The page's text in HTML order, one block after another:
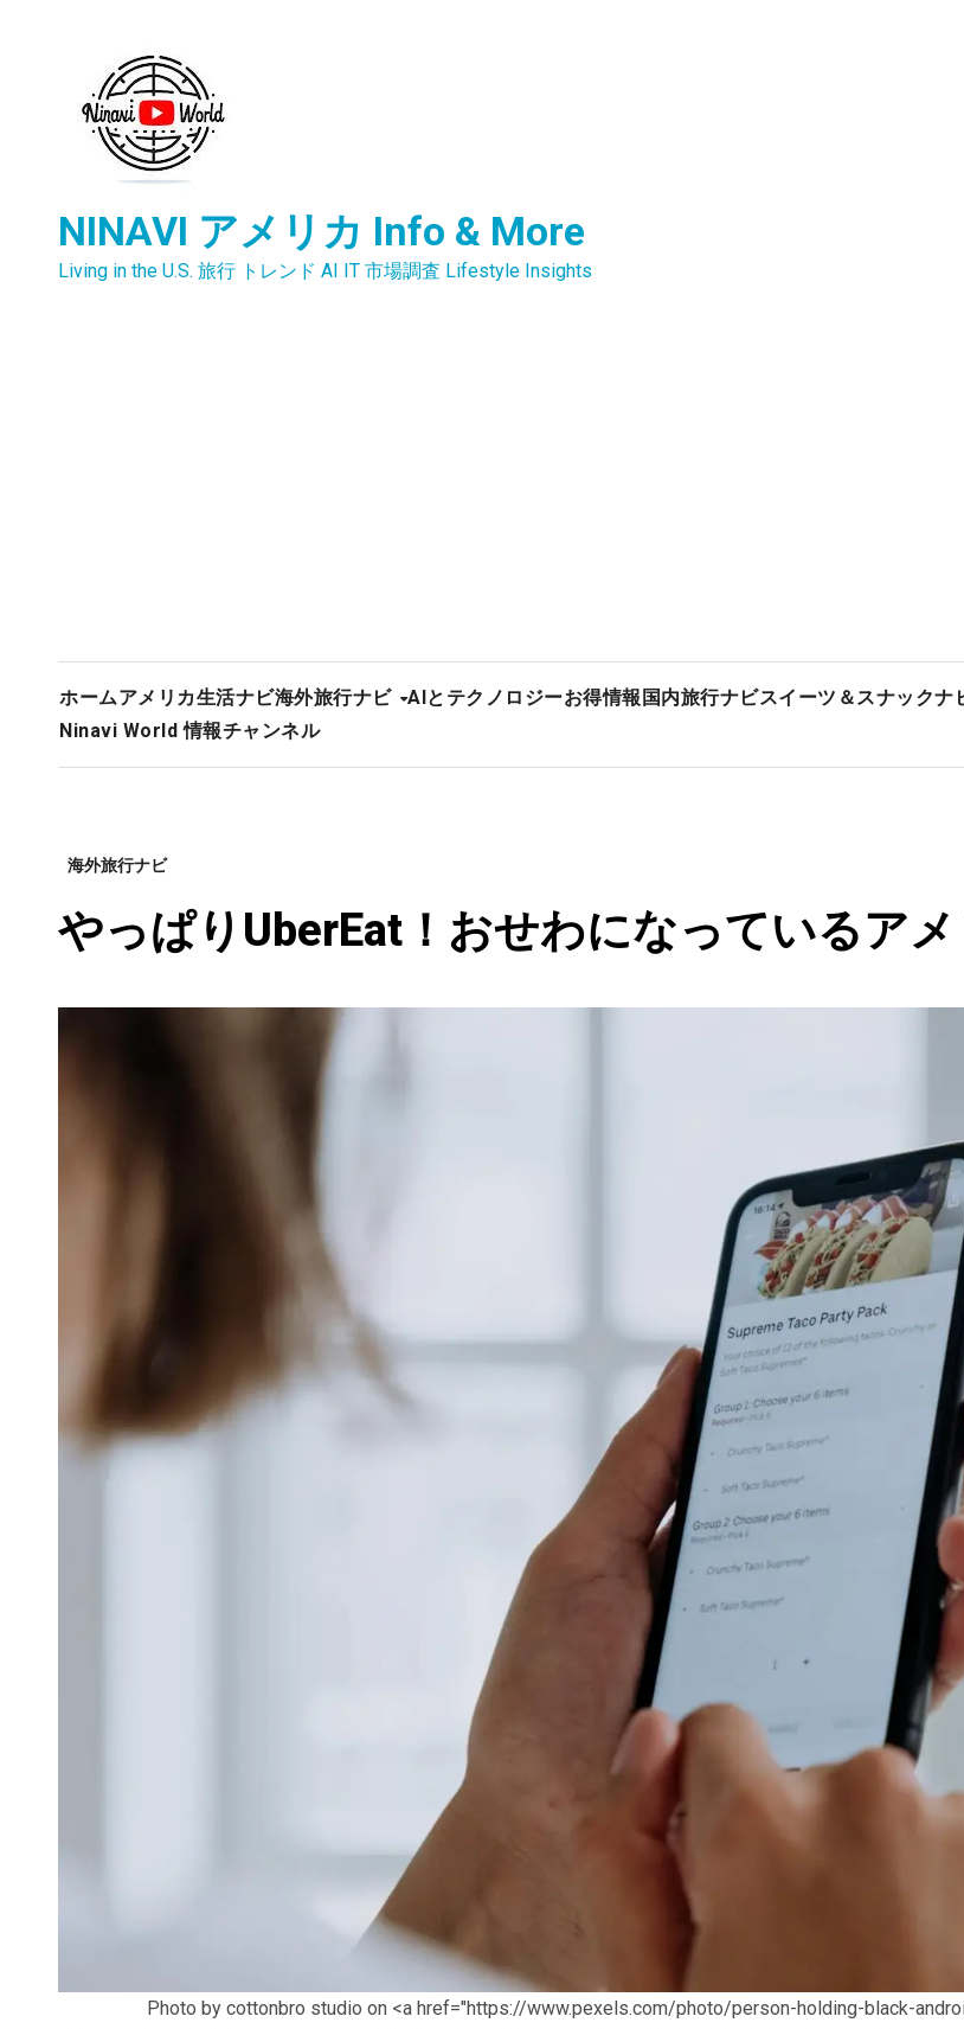
NINAVI アメリカ Info & More
Living in the U.S. 旅行 トレンド AI IT 市場調査 Lifestyle Insights
ホームアメリカ生活ナビ海外旅行ナビ AIとテクノロジーお得情報 国内旅行ナビスイーツ＆スナックナ
Ninavi World 情報チャンネル
海外旅行ナビ
やっぱりUberEat！おせわになっているア
Photo by cottonbro studio on <a href="https://www.pexels.com/photo/person-holding-black-